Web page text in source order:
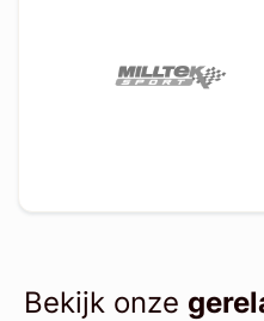
Bekijk onze